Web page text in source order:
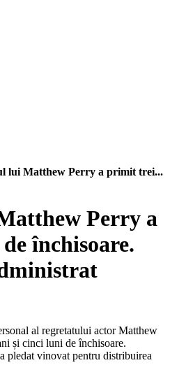
lui Matthew Perry a primit trei...
Perry a
închisoare.
al regretatului actor Matthew
și cinci luni de închisoare.
pledat vinovat pentru distribuirea